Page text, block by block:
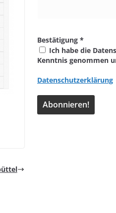
Bestätigung *
Ich habe die
Kenntnis genommen
Datenschutzerklärung